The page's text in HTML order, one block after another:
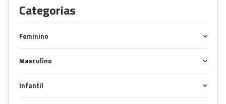
Categorias
Feminino
Masculino
Infantil